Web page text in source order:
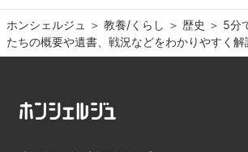
ホンシェルジュ ＞ 教養/くらし ＞ 歴史 ＞ 5分
たちの概要や遺書、戦況などをわかりやすく解